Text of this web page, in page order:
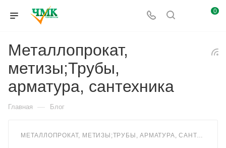
0
Металлопрокат,
метизы;Трубы,
арматура, сантехника
Главная — Блог
МЕТАЛЛОПРОКАТ, МЕТИЗЫ;ТРУБЫ, АРМАТУРА, САНТЕХНИКА